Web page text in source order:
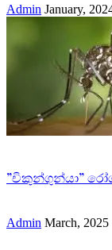
Admin January,
”චිකුන්ගුන්යා”
Admin March, 2025